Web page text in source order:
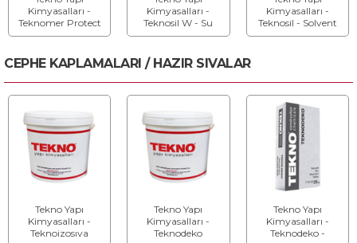
Kimyasalları -
Teknomer Protect
- Su Bazlı
Kaplama
Kimyasalları -
Teknosil W - Su
Bazlı Su İtici
Kimyasalları -
Teknosil - Solvent
Bazlı Su İtici
CEPHE KAPLAMALARI / HAZIR SIVALAR
Tekno Yapı
Kimyasalları -
Teknoizosıva
Tekno Yapı
Kimyasalları -
Teknodeko
Tekno Yapı
Kimyasalları -
Teknodeko -